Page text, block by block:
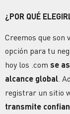
¿POR QUÉ
Creemos que son
opción para tu
hoy los .com se
alcance global .
registrar un sitio
transmite